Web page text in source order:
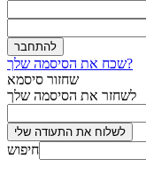
שכח את הסיסמה שלך?
שחזור סיסמא
לשחזר את הסיסמה שלך
חיפוש